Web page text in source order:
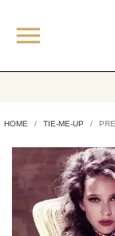

HOME TIE-ME-UP